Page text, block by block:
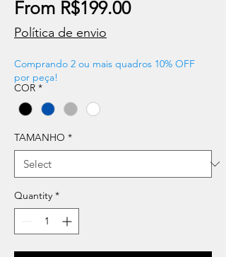
From R$199.00Sale
Política de envio
Comprando 2 ou mais quadros 10% OFF
por peça!
COR *
TAMANHO *
Quantity *